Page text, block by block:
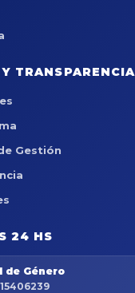
TRANSPARENCIA
Gestión
24 HS
de Género